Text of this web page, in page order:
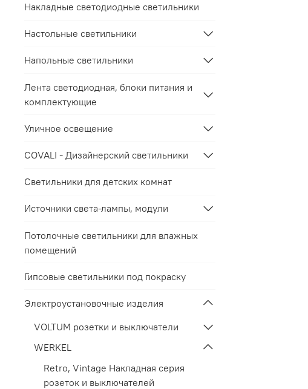
Накладные светодиодные светильники
Настольные светильники
Напольные светильники
Лента светодиодная, блоки питания и
комплектующие
Уличное освещение
COVALI - Дизайнерский светильники
Светильники для детских комнат
Источники света-лампы, модули
Потолочные светильники для влажных
помещений
Гипсовые светильники под покраску
Электроустановочные изделия
VOLTUM розетки и выключатели
WERKEL
Retro, Vintage Накладная серия
розеток и выключателей